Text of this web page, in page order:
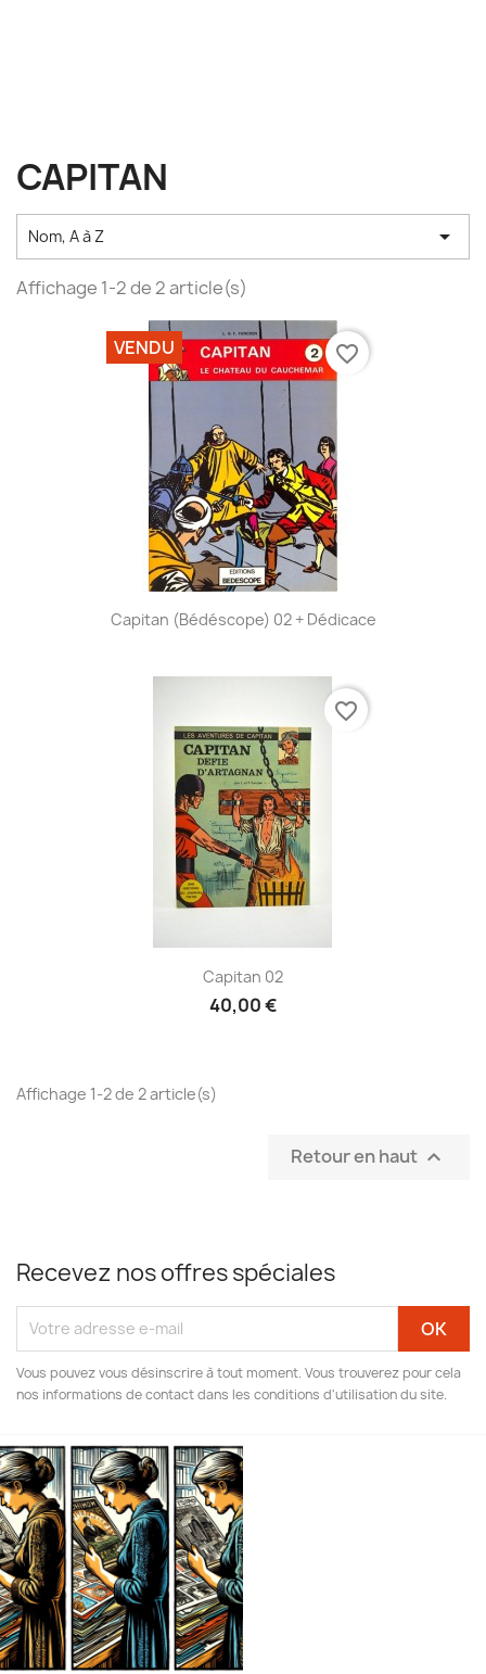
CAPITAN
Nom, A à Z 
Affichage 1-2 de 2 article(s)
Capitan (Bédéscope) 02 + Dédicace
VENDU favorite_border
Capitan 02
40,00 €
favorite_border
Affichage 1-2 de 2 article(s)
Retour en haut 
Recevez nos offres spéciales
Vous pouvez vous désinscrire à tout moment. Vous trouverez pour cela
nos informations de contact dans les conditions d'utilisation du site.